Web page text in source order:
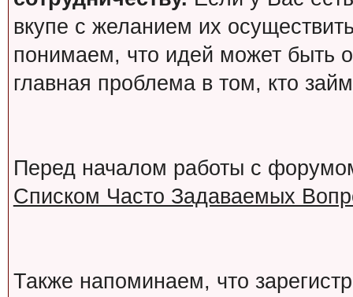
вкупе с желанием их
понимаем, что идей может быть
главная проблема в том, кто
Перед началом работы с
Списком Часто Задаваемых
Также напоминаем, что